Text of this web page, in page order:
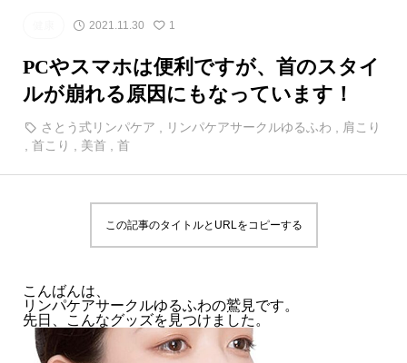
2021.11.30 1
PCやスマホは便利ですが、首のスタイ
ルが崩れる原因にもなっています！
さとう式リンパケア , リンパケアサークルゆるふわ , 肩こり
, 首こり , 美首 , 首
この記事のタイトルとURLをコピーする
こんばんは、
リンパケアサークルゆるふわの鷲見です。
先日、こんなグッズを見つけました。